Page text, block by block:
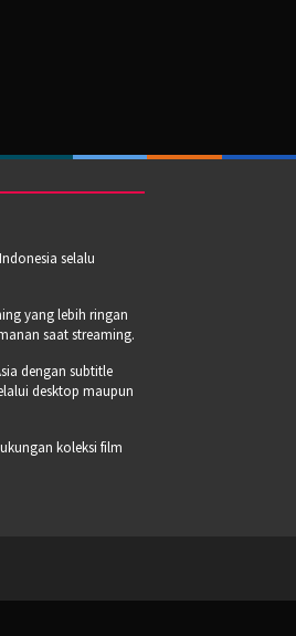
selalu
yang lebih ringan
saat streaming.
dengan subtitle
desktop maupun
koleksi film